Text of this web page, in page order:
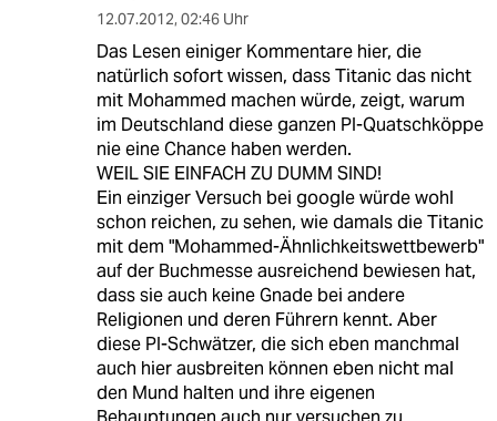
12.07.2012, 02:46 Uhr
Das Lesen einiger Kommentare hier, die
natürlich sofort wissen, dass Titanic das nicht
mit Mohammed machen würde, zeigt, warum
im Deutschland diese ganzen PI-Quatschköppe
nie eine Chance haben werden.
WEIL SIE EINFACH ZU DUMM SIND!
Ein einziger Versuch bei google würde wohl
schon reichen, zu sehen, wie damals die Titanic
mit dem "Mohammed-Ähnlichkeitswettbewerb"
auf der Buchmesse ausreichend bewiesen hat,
dass sie auch keine Gnade bei andere
Religionen und deren Führern kennt. Aber
diese PI-Schwätzer, die sich eben manchmal
auch hier ausbreiten können eben nicht mal
den Mund halten und ihre eigenen